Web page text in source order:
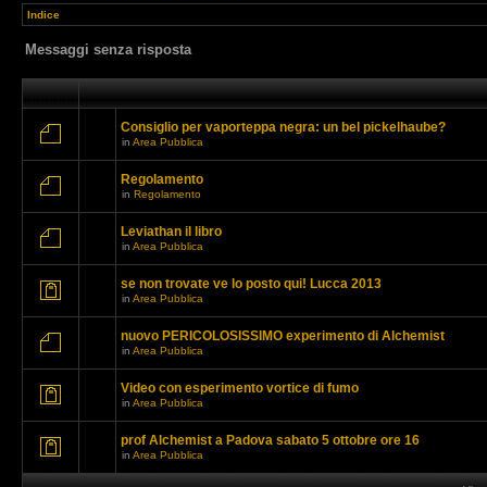
Indice
Messaggi senza risposta
Consiglio per vaporteppa negra: un bel pickelhaube?
in Area Pubblica
Regolamento
in Regolamento
Leviathan il libro
in Area Pubblica
se non trovate ve lo posto qui! Lucca 2013
in Area Pubblica
nuovo PERICOLOSISSIMO experimento di Alchemist
in Area Pubblica
Video con esperimento vortice di fumo
in Area Pubblica
prof Alchemist a Padova sabato 5 ottobre ore 16
in Area Pubblica